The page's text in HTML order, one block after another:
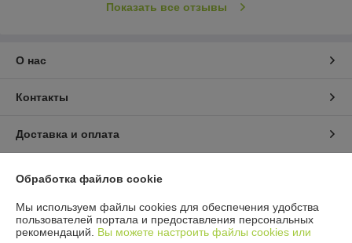
Показать все отзывы
О нас
Контакты
Доставка и оплата
Полная версия сайта
Обработка файлов cookie
Мы используем файлы cookies для обеспечения удобства
пользователей портала и предоставления персональных
рекомендаций. Вы можете настроить файлы cookies или